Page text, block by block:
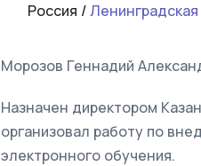
Россия /
Морозов Геннадий
Назначен директором
организовал работу по
электронного обучения.